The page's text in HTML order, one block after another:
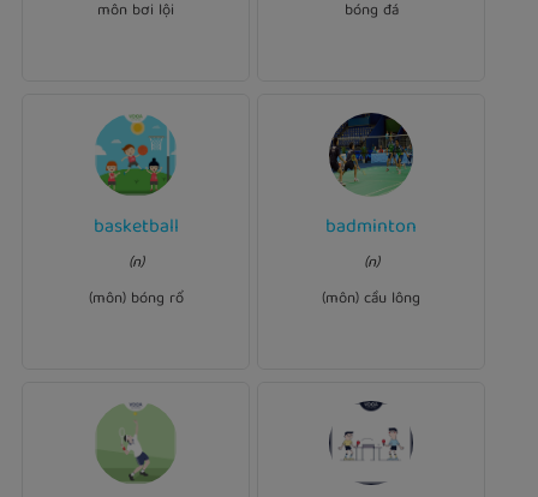
môn bơi lội
bóng đá
basketball
(n)
(môn) bóng rổ
Ví dụ:
I like to play
badminton
(n)
(môn) cầu lông
Ví dụ:
We often play
badminton